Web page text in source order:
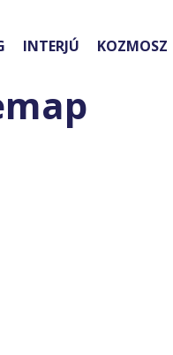
INTERJÚ KOZMOSZ